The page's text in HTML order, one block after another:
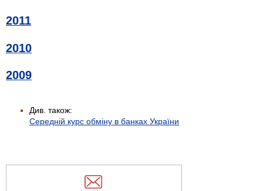
2011
2010
2009
Див. також:
Середній курс обміну в банках України